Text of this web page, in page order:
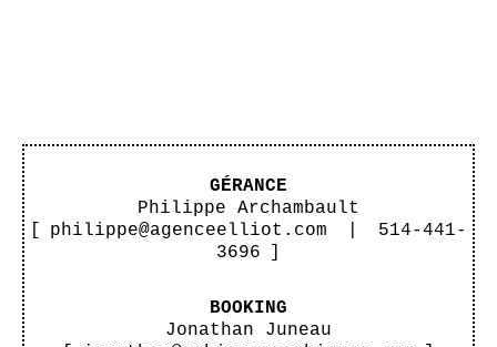
GÉRANCE
Philippe Archambault
[
philippe@agenceelliot.com
514-441-
3696
]
BOOKING
Jonathan Juneau